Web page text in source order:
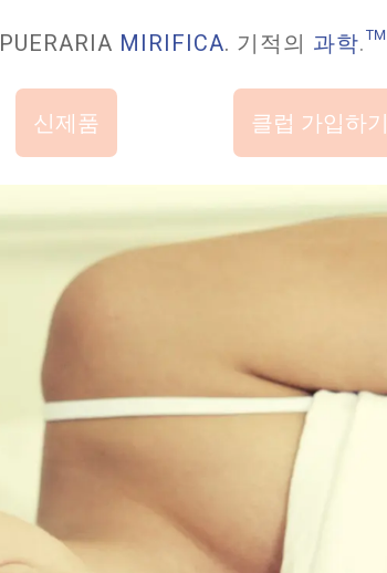
PUERARIA MIRIFICA. 기적의 과학.™
신제품 클럽 가입하기